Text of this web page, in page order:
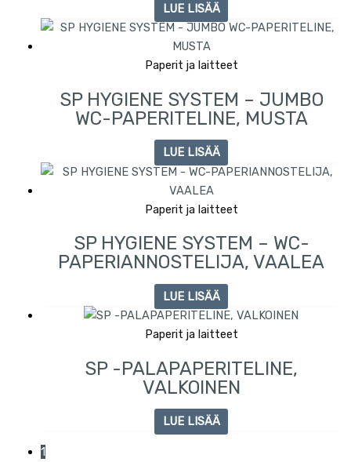
LUE LISÄÄ
Paperit ja laitteet
SP HYGIENE SYSTEM – JUMBO
WC-PAPERITELINE, MUSTA
LUE LISÄÄ
Paperit ja laitteet
SP HYGIENE SYSTEM – WC-
PAPERIANNOSTELIJA, VAALEA
LUE LISÄÄ
Paperit ja laitteet
SP -PALAPAPERITELINE,
VALKOINEN
LUE LISÄÄ
1